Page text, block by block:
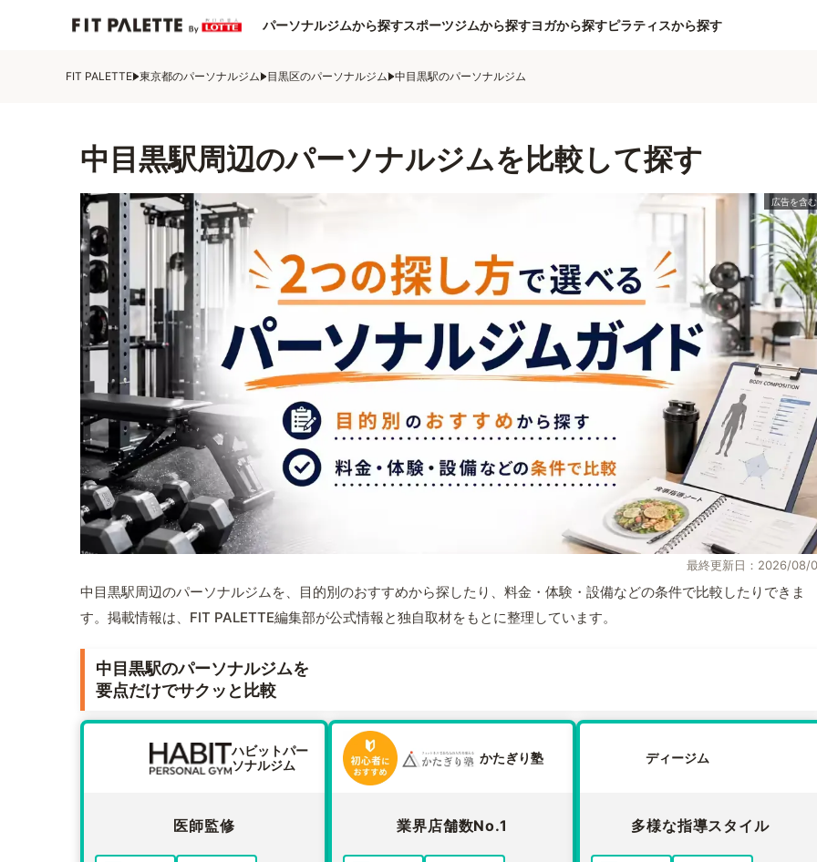
パーソナルジムから探すスポーツジムから探すヨガから探すピラティスから探す
FIT PALETTE 東京都のパーソナルジム 目黒区のパーソナルジム 中目黒駅のパーソナルジム
中目黒駅周辺のパーソナルジムを比較して探す
最終更新日：2026/08/
中目黒駅周辺のパーソナルジムを、目的別のおすすめから探したり、料金・体験・設備などの条件で比較したりできま
す。掲載情報は、FIT PALETTE編集部が公式情報と独自取材をもとに整理しています。
中目黒駅のパーソナルジムを
要点だけでサクッと比較
ハビットパー
ソナルジム
医師監修
かたぎり塾
業界店舗数No.1
ディージム
多様な指導スタイル